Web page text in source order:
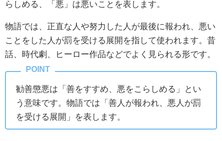
らしめる、「悪」は悪いことを表します。
物語では、正直な人や努力した人が最後に報われ、悪い
ことをした人が罰を受ける展開を指して使われます。昔
話、時代劇、ヒーロー作品などでよく見られる形です。
勧善懲悪は「善をすすめ、悪をこらしめる」とい
う意味です。物語では「善人が報われ、悪人が罰
を受ける展開」を表します。